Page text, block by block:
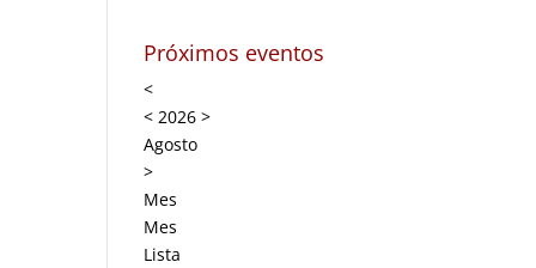
Próximos eventos
<
< 2026>
Agosto
>
Mes
Mes
Lista